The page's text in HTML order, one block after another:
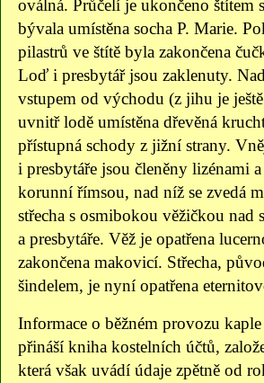
oválná. Průčelí je ukončeno štítem
bývala umístěna socha P. Marie.
pilastrů ve štítě byla zakončena
Loď i presbytář jsou zaklenuty.
vstupem od východu (z jihu je
uvnitř lodě umístěna dřevěná
přístupná schody z jižní strany.
i presbytáře jsou členěny lizénami
korunní římsou, nad níž se zvedá
střecha s osmibokou věžičkou nad
a presbytáře. Věž je opatřena
zakončena makovicí. Střecha,
šindelem, je nyní opatřena
Informace o běžném provozu
přináší kniha kostelních účtů,
která však uvádí údaje zpětně od